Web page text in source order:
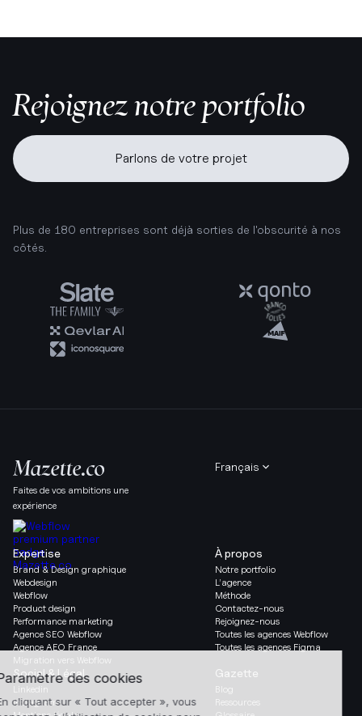
Rejoignez notre portfolio
Parlons de votre projet
Plus de 180 entreprises sont déjà sorties de l'obscurité à nos
côtés.
Faites de vos ambitions une
expérience
Français
À propos
Notre portfolio
L’agence
Méthode
Contactez-nous
Rejoignez-nous
Toutes les agences Webflow
Toutes les agences Figma
Expertise
Brand & Design graphique
Webdesign
Webflow
Product design
Performance marketing
Agence SEO Webflow
Agence AEO France
Migration vers Webflow
Gazette
Blog
Ressources
Social & Légal
Linkedin
Instagram